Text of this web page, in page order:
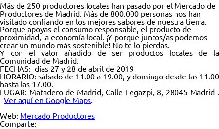
Más de 250 productores locales han pasado por el Mercado de
Productores de Madrid. Más de 800.000 personas nos han
visitado confiando en los mejores sabores de nuestra tierra.
Porque apoyas el consumo responsable, el producto de
proximidad, la economía local. ¡Y porque juntos/as podemos
crear un mundo más sostenible! No te lo pierdas.
Y con el valor añadido de ser productos locales de la
Comunidad de Madrid.
FECHAS: días 27 y 28 de abril de 2019
HORARIO: sábado de 11.00 a 19.00, y domingo desde las 11.00
hasta las 17.00.
LUGAR: Matadero de Madrid, Calle Legazpi, 8, 28045 Madrid .
Ver aquí en Google Maps.
Web: Mercado Productores
Comparte: